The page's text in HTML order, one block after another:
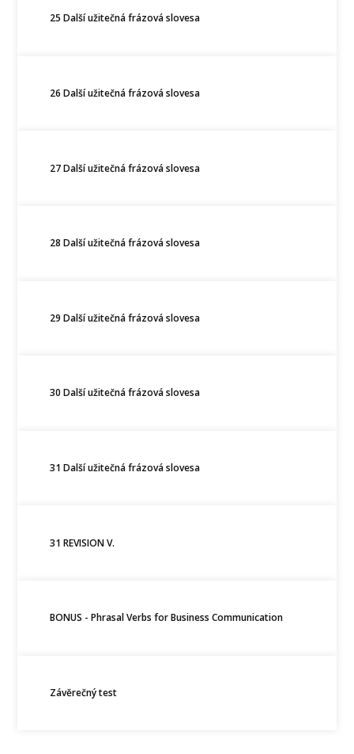
25 Další užitečná frázová slovesa
26 Další užitečná frázová slovesa
27 Další užitečná frázová slovesa
28 Další užitečná frázová slovesa
29 Další užitečná frázová slovesa
30 Další užitečná frázová slovesa
31 Další užitečná frázová slovesa
31 REVISION V.
BONUS - Phrasal Verbs for Business Communication
Závěrečný test